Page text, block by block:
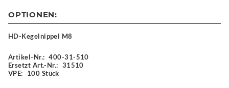
OPTIONEN:
HD-Kegelnippel M8
Artikel-Nr.: 400-31-510
Ersetzt Art.-Nr.: 31510
VPE:
100 Stück